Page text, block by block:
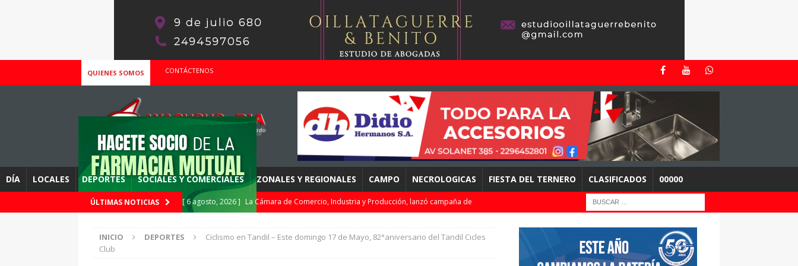
QUIENES SOMOS CONTÁCTENOS
DÍA LOCALES DEPORTES SOCIALES Y COMERCIALES ZONALES Y REGIONALES CAMPO NECROLOGICAS FIESTA DEL TERNERO CLASIFICADOS 00000
ÚLTIMAS NOTICIAS [ 6 agosto, 2026 ] La Cámara de Comercio, Industria y Producción, lanzó campaña de
[ 6 agosto, 2026 ]
«Autos Oscar» dio a conocer los ganadores y entrego premios de la
INICIO DEPORTES
Ciclismo en Tandil – Este domingo 17 de Mayo, 82°aniversario del Tandil Cicles
Club